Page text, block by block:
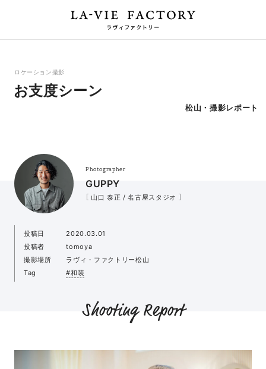
ロケーション撮影
お支度シーン
松山・撮影レポート
Photographer
GUPPY
［ 山口 泰正 / 名古屋スタジオ ］
投稿日
2020.03.01
投稿者
tomoya
撮影場所
ラヴィ・ファクトリー松山
Tag
#和装
Shooting Report